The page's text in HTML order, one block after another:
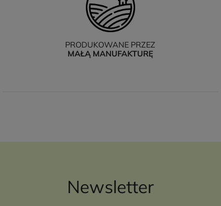
PRODUKOWANE PRZEZ
MAŁĄ MANUFAKTURĘ
Newsletter